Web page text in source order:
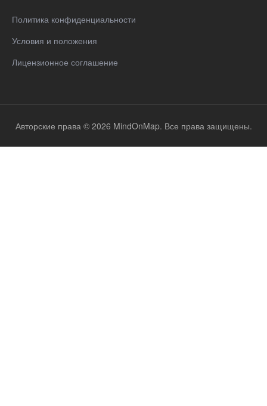
Политика конфиденциальности
Условия и положения
Лицензионное соглашение
Авторские права © 2026 MindOnMap. Все права защищены.